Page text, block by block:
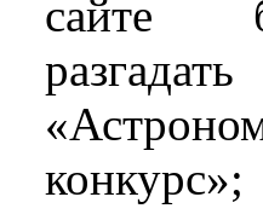
сайте
разгадать